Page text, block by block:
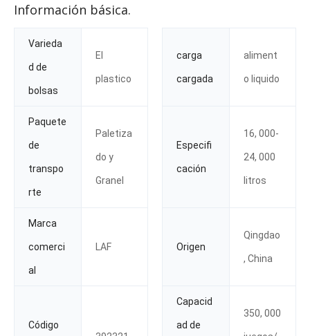
Información básica.
Varieda
d de
bolsas
El
plastico
carga
cargada
aliment
o liquido
Paquete
de
transpo
rte
Paletiza
do y
Granel
Especifi
cación
16, 000-
24, 000
litros
Marca
comerci
al
LAF Origen
Qingdao
, China
Código
Capacid
ad de
350, 000